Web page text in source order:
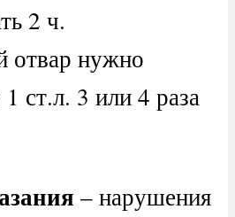
2 ч.
отвар нужно
ст.л. 3 или 4 раза
– нарушения